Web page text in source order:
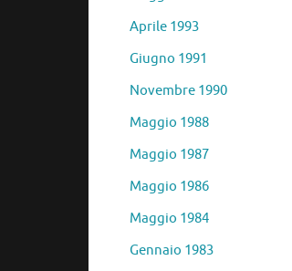
Aprile 1993
Giugno 1991
Novembre 1990
Maggio 1988
Maggio 1987
Maggio 1986
Maggio 1984
Gennaio 1983